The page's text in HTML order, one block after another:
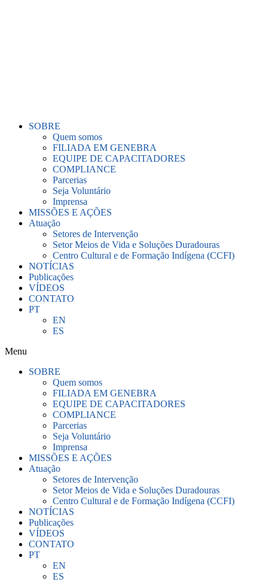
SOBRE
Quem somos
FILIADA EM GENEBRA
EQUIPE DE CAPACITADORES
COMPLIANCE
Parcerias
Seja Voluntário
Imprensa
MISSÕES E AÇÕES
Atuação
Setores de Intervenção
Setor Meios de Vida e Soluções Duradouras
Centro Cultural e de Formação Indígena (CCFI)
NOTÍCIAS
Publicações
VÍDEOS
CONTATO
PT
EN
ES
Menu
SOBRE
Quem somos
FILIADA EM GENEBRA
EQUIPE DE CAPACITADORES
COMPLIANCE
Parcerias
Seja Voluntário
Imprensa
MISSÕES E AÇÕES
Atuação
Setores de Intervenção
Setor Meios de Vida e Soluções Duradouras
Centro Cultural e de Formação Indígena (CCFI)
NOTÍCIAS
Publicações
VÍDEOS
CONTATO
PT
EN
ES